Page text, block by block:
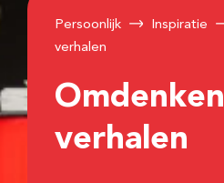
Persoonlijk Inspiratie
verhalen
Omdenken
verhalen